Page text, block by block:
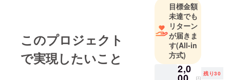
このプロジェクト
で実現したいこと
目標金額
未達でも
リターン
が届きま
す(All-in
方式)
2,0 残り30